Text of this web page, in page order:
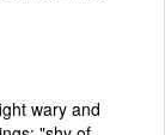
wary and